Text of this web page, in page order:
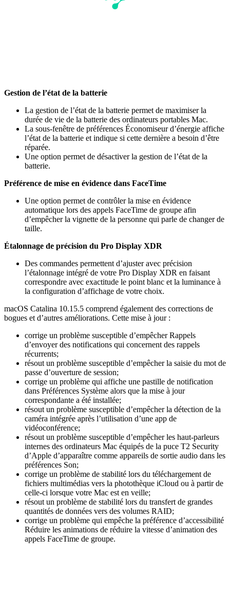
Gestion de l’état de la batterie
La gestion de l’état de la batterie permet de maximiser la
durée de vie de la batterie des ordinateurs portables Mac.
La sous-fenêtre de préférences Économiseur d’énergie affiche
l’état de la batterie et indique si cette dernière a besoin d’être
réparée.
Une option permet de désactiver la gestion de l’état de la
batterie.
Préférence de mise en évidence dans FaceTime
Une option permet de contrôler la mise en évidence
automatique lors des appels FaceTime de groupe afin
d’empêcher la vignette de la personne qui parle de changer de
taille.
Étalonnage de précision du Pro Display XDR
Des commandes permettent d’ajuster avec précision
l’étalonnage intégré de votre Pro Display XDR en faisant
correspondre avec exactitude le point blanc et la luminance à
la configuration d’affichage de votre choix.
macOS Catalina 10.15.5 comprend également des corrections de
bogues et d’autres améliorations. Cette mise à jour :
corrige un problème susceptible d’empêcher Rappels
d’envoyer des notifications qui concernent des rappels
récurrents;
résout un problème susceptible d’empêcher la saisie du mot de
passe d’ouverture de session;
corrige un problème qui affiche une pastille de notification
dans Préférences Système alors que la mise à jour
correspondante a été installée;
résout un problème susceptible d’empêcher la détection de la
caméra intégrée après l’utilisation d’une app de
vidéoconférence;
résout un problème susceptible d’empêcher les haut-parleurs
internes des ordinateurs Mac équipés de la puce T2 Security
d’Apple d’apparaître comme appareils de sortie audio dans les
préférences Son;
corrige un problème de stabilité lors du téléchargement de
fichiers multimédias vers la photothèque iCloud ou à partir de
celle-ci lorsque votre Mac est en veille;
résout un problème de stabilité lors du transfert de grandes
quantités de données vers des volumes RAID;
corrige un problème qui empêche la préférence d’accessibilité
Réduire les animations de réduire la vitesse d’animation des
appels FaceTime de groupe.